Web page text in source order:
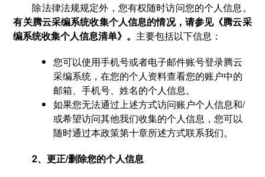
除法律法规规定外，您有权随时访问您的个人信息。
有关腾云采编系统收集个人信息的情况，请参见《腾云采
编系统收集个人信息清单》。 主要包括以下信息：
您可以使用手机号或者电子邮件账号登录腾云
采编系统，在您的个人资料查看您的账户中的
邮箱、手机号、姓名的个人信息。
如果您无法通过上述方式访问账户个人信息和/
或希望访问其他我们收集的个人信息，您可以
随时通过本政策第十章所述方式联系我们。
2、更正/删除您的个人信息